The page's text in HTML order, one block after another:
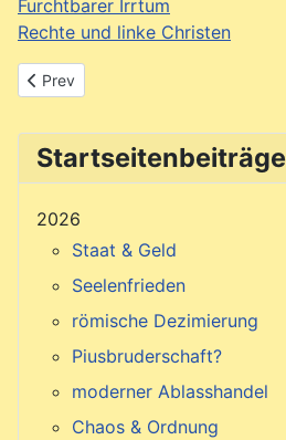
Furchtbarer Irrtum
Rechte und linke Christen
Previous article: Buch: ROOTS
Prev
Startseitenbeiträge
2026
Staat & Geld
Seelenfrieden
römische Dezimierung
Piusbruderschaft?
moderner Ablasshandel
Chaos & Ordnung